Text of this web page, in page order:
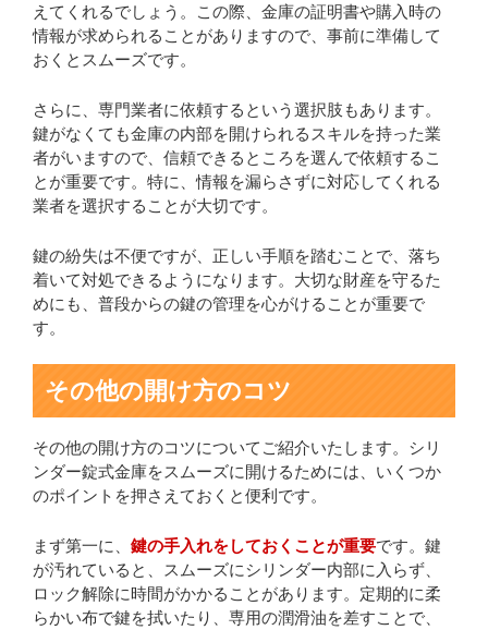
えてくれるでしょう。この際、金庫の証明書や購入時の
情報が求められることがありますので、事前に準備して
おくとスムーズです。
さらに、専門業者に依頼するという選択肢もあります。
鍵がなくても金庫の内部を開けられるスキルを持った業
者がいますので、信頼できるところを選んで依頼するこ
とが重要です。特に、情報を漏らさずに対応してくれる
業者を選択することが大切です。
鍵の紛失は不便ですが、正しい手順を踏むことで、落ち
着いて対処できるようになります。大切な財産を守るた
めにも、普段からの鍵の管理を心がけることが重要で
す。
その他の開け方のコツ
その他の開け方のコツについてご紹介いたします。シリ
ンダー錠式金庫をスムーズに開けるためには、いくつか
のポイントを押さえておくと便利です。
まず第一に、 鍵の手入れをしておくことが重要です。鍵
が汚れていると、スムーズにシリンダー内部に入らず、
ロック解除に時間がかかることがあります。定期的に柔
らかい布で鍵を拭いたり、専用の潤滑油を差すことで、